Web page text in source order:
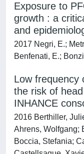
Exposure to
growth : a
and
2017 Negri, E.;
Benfenati, E.;
Low frequency
the risk of
INHANCE
2016 Berthiller,
Ahrens, Wolfgang;
Boccia, Stefania;